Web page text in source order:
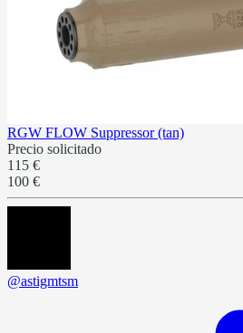
RGW FLOW Suppressor (tan)
Precio solicitado
115 €
100 €
@astigmtsm